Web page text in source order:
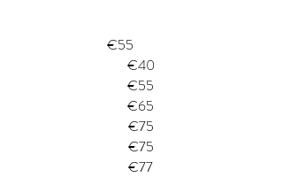
€55
€40
€55
€65
€75
€75
€77